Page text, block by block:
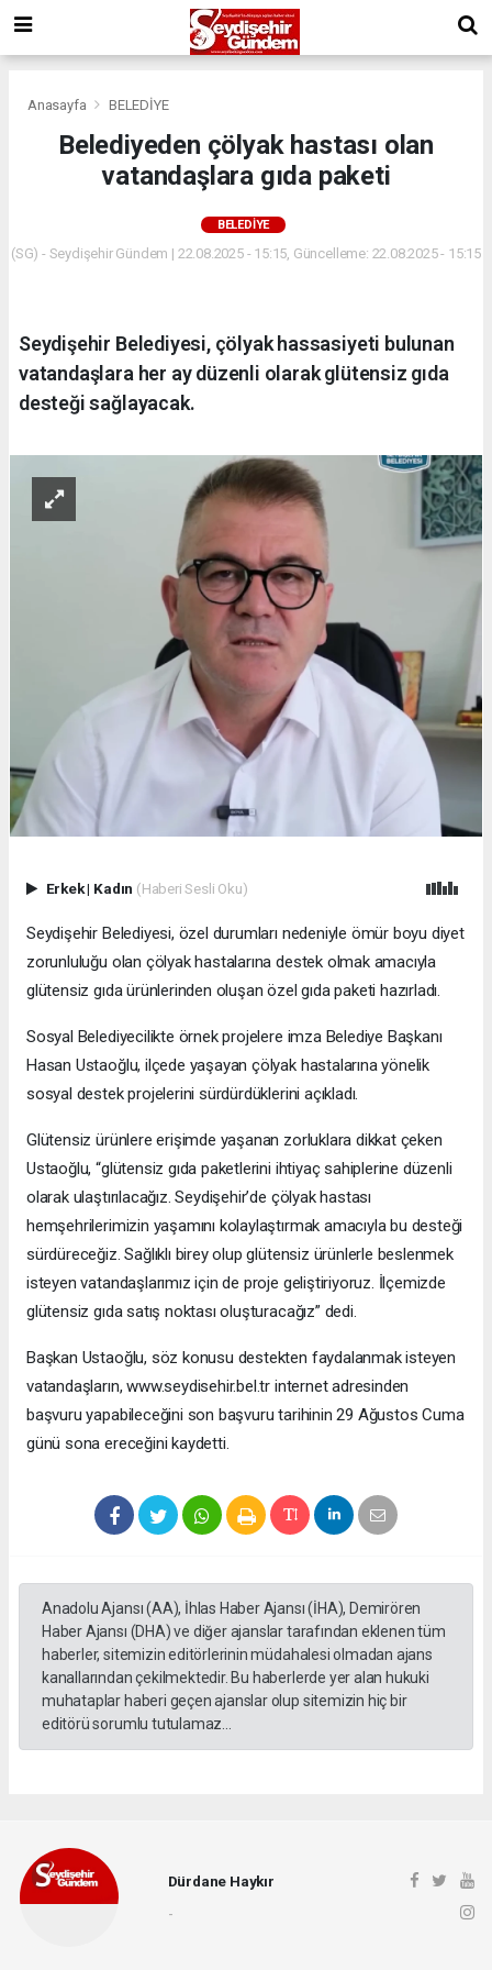
Anasayfa BELEDİYE
Belediyeden çölyak hastası olan
vatandaşlara gıda paketi
BELEDİYE
(SG) - Seydişehir Gündem | 22.08.2025 - 15:15, Güncelleme: 22.08.2025 - 15:15
Seydişehir Belediyesi, çölyak hassasiyeti bulunan
vatandaşlara her ay düzenli olarak glütensiz gıda
desteği sağlayacak.
Erkek| Kadın (Haberi Sesli Oku)
Seydişehir Belediyesi, özel durumları nedeniyle ömür boyu diyet
zorunluluğu olan çölyak hastalarına destek olmak amacıyla
glütensiz gıda ürünlerinden oluşan özel gıda paketi hazırladı.
Sosyal Belediyecilikte örnek projelere imza Belediye Başkanı
Hasan Ustaoğlu, ilçede yaşayan çölyak hastalarına yönelik
sosyal destek projelerini sürdürdüklerini açıkladı.
Glütensiz ürünlere erişimde yaşanan zorluklara dikkat çeken
Ustaoğlu, “glütensiz gıda paketlerini ihtiyaç sahiplerine düzenli
olarak ulaştırılacağız. Seydişehir’de çölyak hastası
hemşehrilerimizin yaşamını kolaylaştırmak amacıyla bu desteği
sürdüreceğiz. Sağlıklı birey olup glütensiz ürünlerle beslenmek
isteyen vatandaşlarımız için de proje geliştiriyoruz. İlçemizde
glütensiz gıda satış noktası oluşturacağız” dedi.
Başkan Ustaoğlu, söz konusu destekten faydalanmak isteyen
vatandaşların, www.seydisehir.bel.tr internet adresinden
başvuru yapabileceğini son başvuru tarihinin 29 Ağustos Cuma
günü sona ereceğini kaydetti.
Anadolu Ajansı (AA), İhlas Haber Ajansı (İHA), Demirören
Haber Ajansı (DHA) ve diğer ajanslar tarafından eklenen tüm
haberler, sitemizin editörlerinin müdahalesi olmadan ajans
kanallarından çekilmektedir. Bu haberlerde yer alan hukuki
muhataplar haberi geçen ajanslar olup sitemizin hiç bir
editörü sorumlu tutulamaz...
Dürdane Haykır
-